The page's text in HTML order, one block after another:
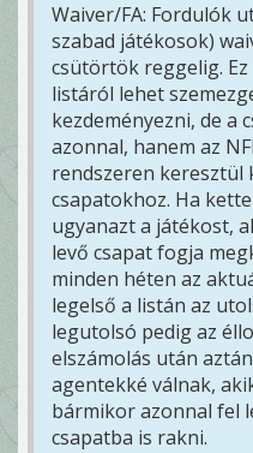
Waiver/FA: Fordulók
szabad játékosok)
csütörtök reggelig.
listáról lehet
kezdeményezni, de a
azonnal, hanem az
rendszeren keresztül
csapatokhoz. Ha
ugyanazt a játékost,
levő csapat fogja
minden héten az
legelső a listán az
legutolsó pedig az
elszámolás után
agentekké válnak,
bármikor azonnal fel
csapatba is rakni.